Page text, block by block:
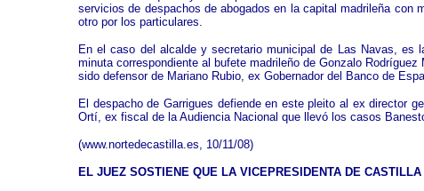
servicios de despachos de abogados en la capital madrileña con
otro por los particulares.
En el caso del alcalde y secretario municipal de Las Navas, es
minuta correspondiente al bufete madrileño de Gonzalo
sido defensor de Mariano Rubio, ex Gobernador del Banco de
El despacho de Garrigues defiende en este pleito al ex director
Ortí, ex fiscal de la Audiencia Nacional que llevó los casos
(www.nortedecastilla.es , 10/11/08)
EL JUEZ SOSTIENE QUE LA VICEPRESIDENTA DE